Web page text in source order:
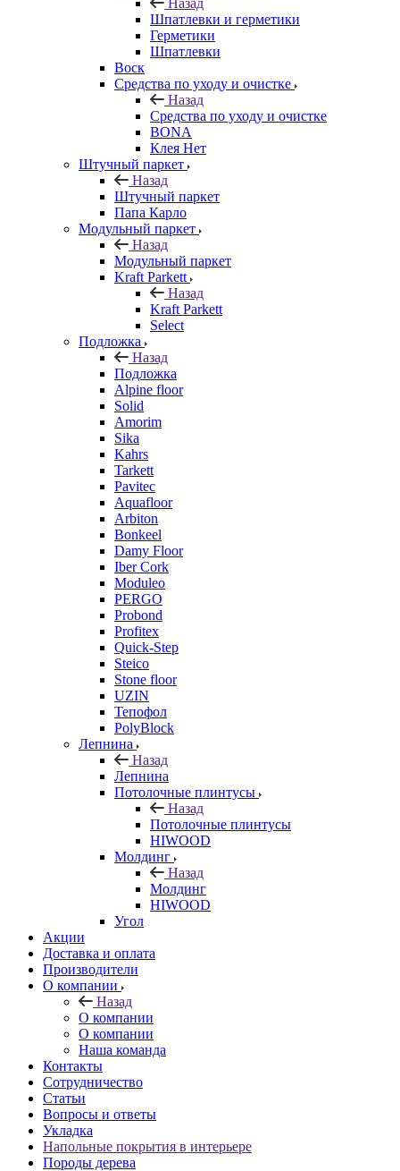
Назад
Шпатлевки и герметики
Герметики
Шпатлевки
Воск
Средства по уходу и очистке
Назад
Средства по уходу и очистке
BONA
Клея Нет
Штучный паркет
Назад
Штучный паркет
Папа Карло
Модульный паркет
Назад
Модульный паркет
Kraft Parkett
Назад
Kraft Parkett
Select
Подложка
Назад
Подложка
Alpine floor
Solid
Amorim
Sika
Kahrs
Tarkett
Pavitec
Aquafloor
Arbiton
Bonkeel
Damy Floor
Iber Cork
Moduleo
PERGO
Probond
Profitex
Quick-Step
Steico
Stone floor
UZIN
Тепофол
PolyBlock
Лепнина
Назад
Лепнина
Потолочные плинтусы
Назад
Потолочные плинтусы
HIWOOD
Молдинг
Назад
Молдинг
HIWOOD
Угол
Акции
Доставка и оплата
Производители
О компании
Назад
О компании
О компании
Наша команда
Контакты
Сотрудничество
Статьи
Вопросы и ответы
Укладка
Напольные покрытия в интерьере
Породы дерева